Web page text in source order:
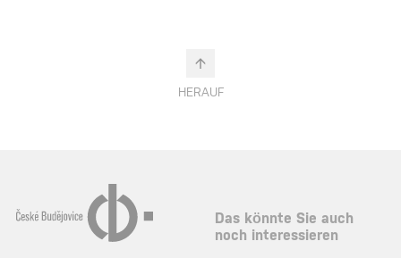
HERAUF
Das könnte Sie auch
noch interessieren